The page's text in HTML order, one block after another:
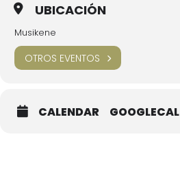
UBICACIÓN
Musikene
OTROS EVENTOS
CALENDAR GOOGLECAL